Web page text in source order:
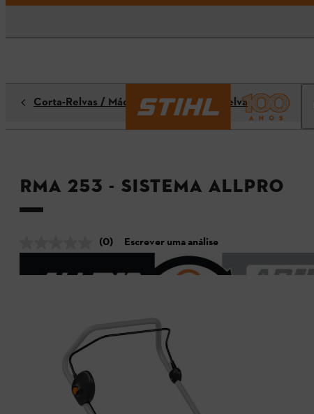
Corta-Relvas / Máquinas de Corte de Relva
RMA 253 - Sistema ALLPRO
(0) Escrever uma análise